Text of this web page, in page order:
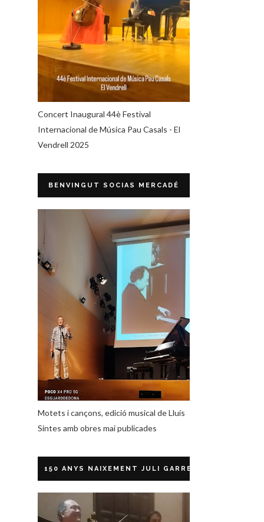
Concert Inaugural 44è Festival
Internacional de Música Pau Casals - El
Vendrell 2025
BENVINGUT SOCIAS MERCADÉ
Motets i cançons, edició musical de Lluís
Sintes amb obres mai publicades
150 ANYS NAIXEMENT JULI GARRETA